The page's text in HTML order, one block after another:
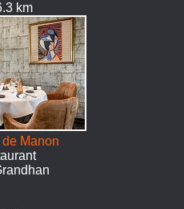
km
de Manon